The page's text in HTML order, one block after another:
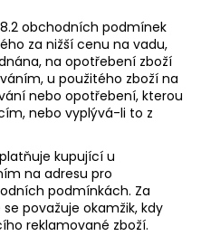
obchodních podmínek
za nižší cenu na vadu,
na opotřebení zboží
u použitého zboží na
nebo opotřebení, kterou
nebo vyplývá-li to z
kupující u
na adresu pro
podmínkách. Za
považuje okamžik, kdy
reklamované zboží.